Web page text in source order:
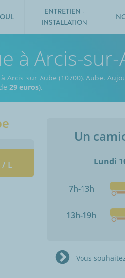
ENTRETIEN -
INSTALLATION
à Arcis-
sur-Aube (10700), Aube.
29 euros).
/ L
Un
Lundi
7h-13h
13h-19h
Vous